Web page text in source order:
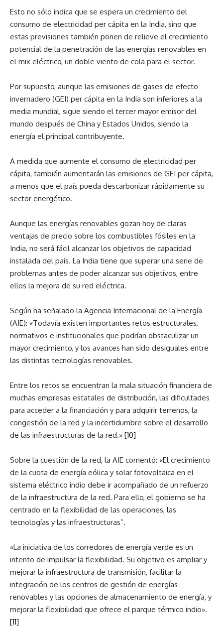
Esto no sólo indica que se espera un crecimiento del
consumo de electricidad per cápita en la India, sino que
estas previsiones también ponen de relieve el crecimiento
potencial de la penetración de las energías renovables en
el mix eléctrico, un doble viento de cola para el sector.
Por supuesto, aunque las emisiones de gases de efecto
invernadero (GEI) per cápita en la India son inferiores a la
media mundial, sigue siendo el tercer mayor emisor del
mundo después de China y Estados Unidos, siendo la
energía el principal contribuyente.
A medida que aumente el consumo de electricidad per
cápita, también aumentarán las emisiones de GEI per cápita,
a menos que el país pueda descarbonizar rápidamente su
sector energético.
Aunque las energías renovables gozan hoy de claras
ventajas de precio sobre los combustibles fósiles en la
India, no será fácil alcanzar los objetivos de capacidad
instalada del país. La India tiene que superar una serie de
problemas antes de poder alcanzar sus objetivos, entre
ellos la mejora de su red eléctrica.
Según ha señalado la Agencia Internacional de la Energía
(AIE): «Todavía existen importantes retos estructurales,
normativos e institucionales que podrían obstaculizar un
mayor crecimiento, y los avances han sido desiguales entre
las distintas tecnologías renovables.
Entre los retos se encuentran la mala situación financiera de
muchas empresas estatales de distribución, las dificultades
para acceder a la financiación y para adquirir terrenos, la
congestión de la red y la incertidumbre sobre el desarrollo
de las infraestructuras de la red.» [10]
Sobre la cuestión de la red, la AIE comentó: «El crecimiento
de la cuota de energía eólica y solar fotovoltaica en el
sistema eléctrico indio debe ir acompañado de un refuerzo
de la infraestructura de la red. Para ello, el gobierno se ha
centrado en la flexibilidad de las operaciones, las
tecnologías y las infraestructuras”.
«La iniciativa de los corredores de energía verde es un
intento de impulsar la flexibilidad. Su objetivo es ampliar y
mejorar la infraestructura de transmisión, facilitar la
integración de los centros de gestión de energías
renovables y las opciones de almacenamiento de energía, y
mejorar la flexibilidad que ofrece el parque térmico indio».
[11]